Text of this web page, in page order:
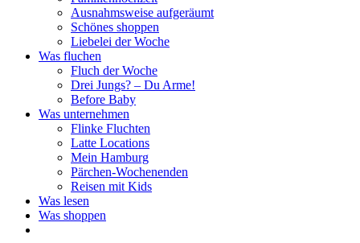
Ausnahmsweise aufgeräumt
Schönes shoppen
Liebelei der Woche
Was fluchen
Fluch der Woche
Drei Jungs? – Du Arme!
Before Baby
Was unternehmen
Flinke Fluchten
Latte Locations
Mein Hamburg
Pärchen-Wochenenden
Reisen mit Kids
Was lesen
Was shoppen